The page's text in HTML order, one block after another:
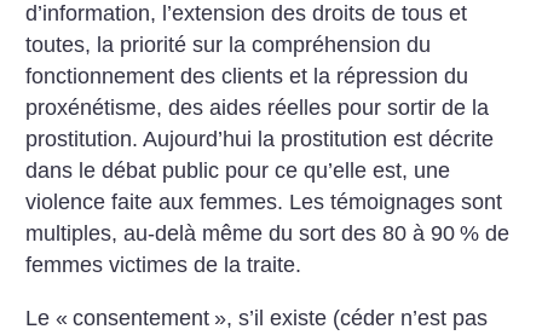
d’information, l’extension des droits de tous et
toutes, la priorité sur la compréhension du
fonctionnement des clients et la répression du
proxénétisme, des aides réelles pour sortir de la
prostitution. Aujourd’hui la prostitution est décrite
dans le débat public pour ce qu’elle est, une
violence faite aux femmes. Les témoignages sont
multiples, au-delà même du sort des 80 à 90 % de
femmes victimes de la traite.
Le « consentement », s’il existe (céder n’est pas